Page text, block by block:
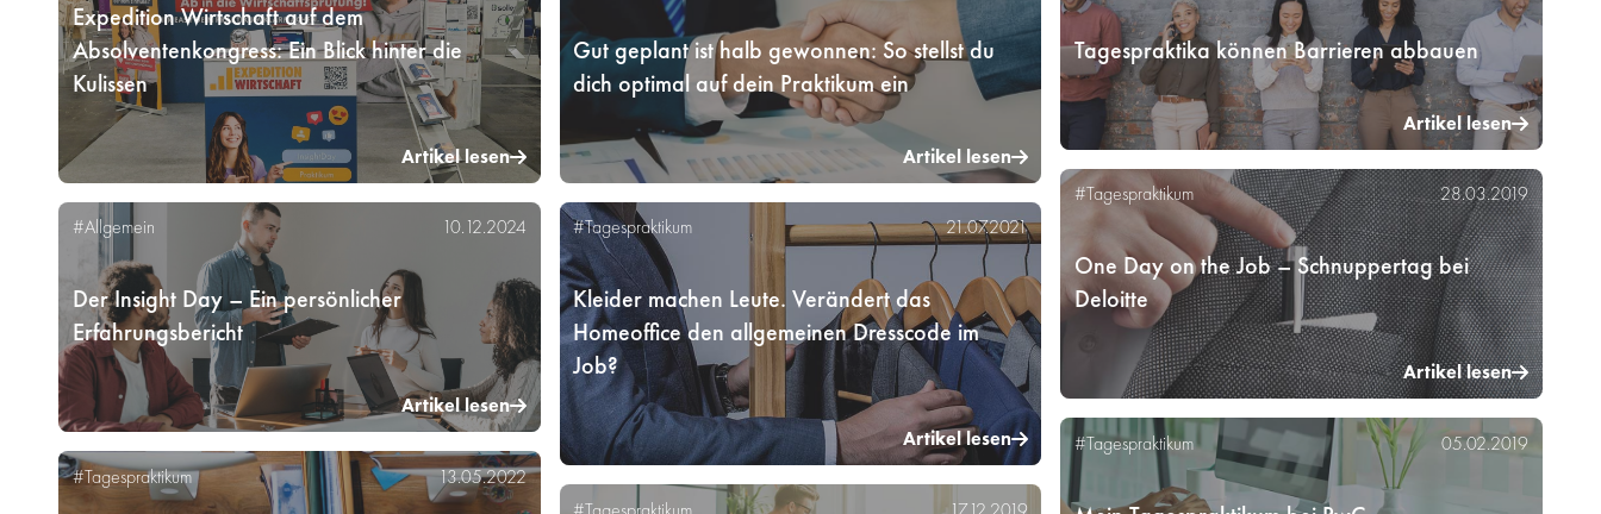
Expedition Wirtschaft auf dem
Absolventenkongress: Ein Blick hinter die
Kulissen
Artikel lesen
#Allgemein 10.12.2024
Der Insight Day – Ein persönlicher
Erfahrungsbericht
Artikel lesen
#Tagespraktikum 13.05.2022
Gut geplant ist halb gewonnen: So stellst du
dich optimal auf dein Praktikum ein
Artikel lesen
#Tagespraktikum 21.07.2021
Kleider machen Leute. Verändert das
Homeoffice den allgemeinen Dresscode im
Job?
Artikel lesen
Tagespraktika können Barrieren abbauen
Artikel lesen
#Tagespraktikum 28.03.2019
One Day on the Job – Schnuppertag bei
Deloitte
Artikel lesen
#Tagespraktikum 05.02.2019